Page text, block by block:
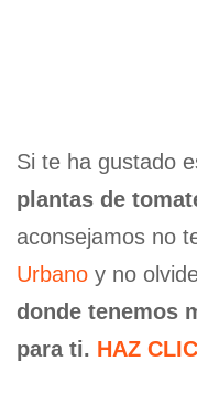
Si te ha gustado
plantas de
aconsejamos no
Urbano y no
donde tenemos
para ti. HAZ